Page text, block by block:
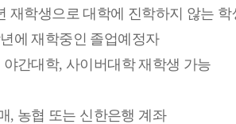
재학생으로 대학에 진학하지 않는 학
에 재학중인 졸업예정자
야간대학, 사이버대학 재학생 가능
, 농협 또는 신한은행 계좌